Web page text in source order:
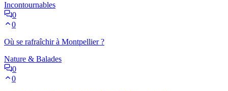
Incontournables
0
0
Où se rafraîchir à Montpellier ?
Nature & Balades
0
0